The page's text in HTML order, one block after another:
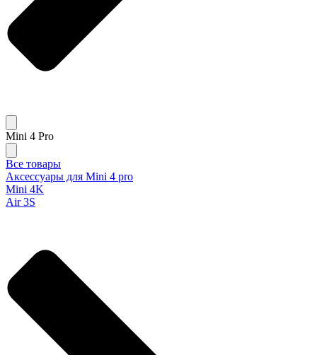
Mini 4 Pro
Все товары
Аксессуары для Mini 4 pro
Mini 4K
Air 3S